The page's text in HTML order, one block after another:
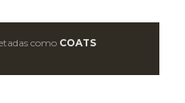
como COATS